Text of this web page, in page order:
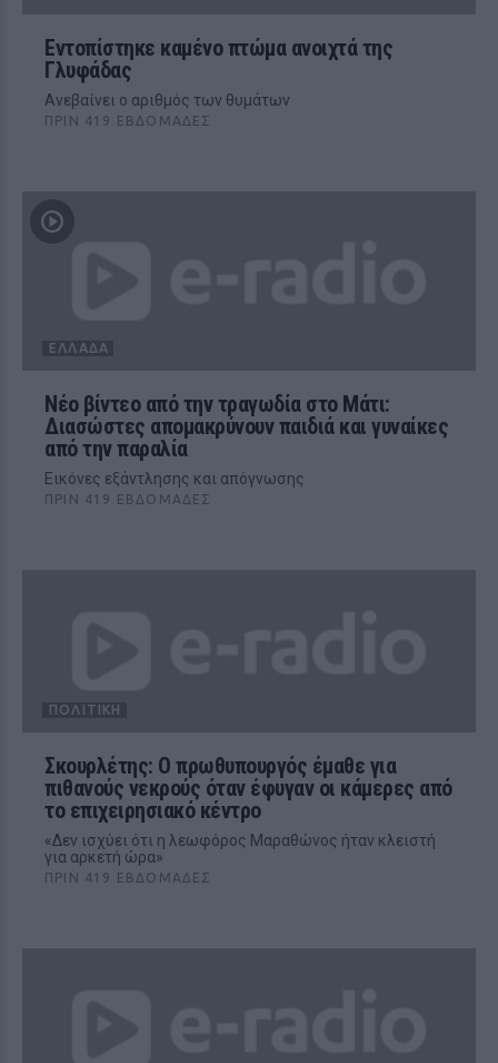
Εντοπίστηκε καμένο πτώμα ανοιχτά της
Γλυφάδας
Ανεβαίνει ο αριθμός των θυμάτων
ΠΡΙΝ 419 ΕΒΔΟΜΆΔΕΣ
ΕΛΛΆΔΑ
Νέο βίντεο από την τραγωδία στο Μάτι:
Διασώστες απομακρύνουν παιδιά και γυναίκες
από την παραλία
Εικόνες εξάντλησης και απόγνωσης
ΠΡΙΝ 419 ΕΒΔΟΜΆΔΕΣ
ΠΟΛΙΤΙΚΉ
Σκουρλέτης: Ο πρωθυπουργός έμαθε για
πιθανούς νεκρούς όταν έφυγαν οι κάμερες από
το επιχειρησιακό κέντρο
«Δεν ισχύει ότι η λεωφόρος Μαραθώνος ήταν κλειστή
για αρκετή ώρα»
ΠΡΙΝ 419 ΕΒΔΟΜΆΔΕΣ